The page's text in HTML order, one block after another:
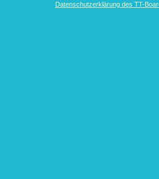
Datenschutzerklärung des TT-